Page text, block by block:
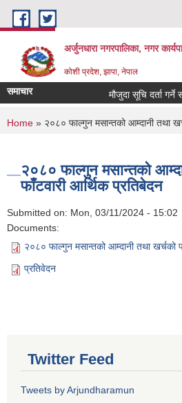
Skip to main content
अर्जुनधारा नगरपालिका, नगर
कोशी प्रदेश, झापा, नेपाल
समाचार मौजुदा सूचि दर्ता गर्ने
You are here
Home » २०८० फाल्गुन मसान्तको आम्दानी तथा
२०८० फाल्गुन मसान्तको
फाँटवारी आर्थिक प्रतिबेदन
Submitted on: Mon, 03/11/2024 - 15:02
Documents:
२०८० फाल्गुन मसान्तको आम्दानी तथा खर्चको
प्रतिवेदन
Twitter Feed
Tweets by Arjundharamun